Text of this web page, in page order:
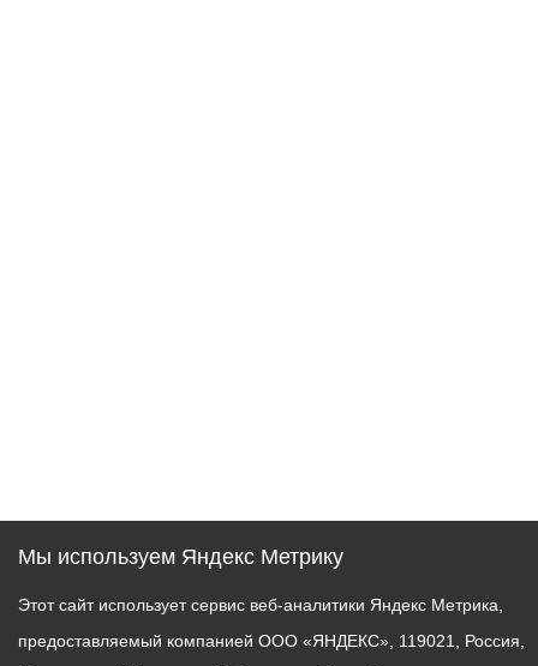
Мы используем Яндекс Метрику
Этот сайт использует сервис веб-аналитики Яндекс Метрика,
предоставляемый компанией ООО «ЯНДЕКС», 119021, Россия,